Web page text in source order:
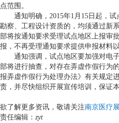
点范围。
通知明确， 2015年1 月 15 日起，
勘察、工程设计资质的，均须通过新系
部将按通知要求受理试点地区上报审
报，不再受理通知要求提供申报材料
通知强调，试点地区要加强对电
部将进行抽查，对存在弄虚作假行为
报弄虚作假行为处理办法》有关规定
责，并尽快组织开展宣传培训，保证
欲了解更多资讯，敬请关注南京医疗
责任编辑： zyt